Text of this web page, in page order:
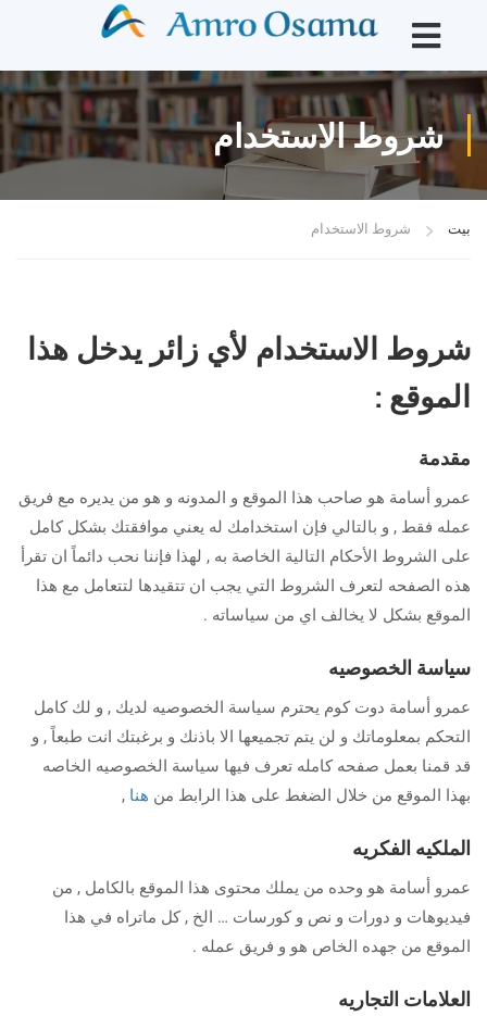
شروط الاستخدام
بيت شروط الاستخدام
شروط الاستخدام لأي زائر يدخل هذا
الموقع :
مقدمة
عمرو أسامة هو صاحب هذا الموقع و المدونه و هو من يديره مع فريق
عمله فقط , و بالتالي فإن استخدامك له يعني موافقتك بشكل كامل
على الشروط الأحكام التالية الخاصة به , لهذا فإننا نحب دائماً ان تقرأ
هذه الصفحه لتعرف الشروط التي يجب ان تتقيدها لتتعامل مع هذا
الموقع بشكل لا يخالف اي من سياساته .
سياسة الخصوصيه
عمرو أسامة دوت كوم يحترم سياسة الخصوصيه لديك , و لك كامل
التحكم بمعلوماتك و لن يتم تجميعها الا باذنك و برغبتك انت طبعاً , و
قد قمنا بعمل صفحه كامله تعرف فيها سياسة الخصوصيه الخاصه
بهذا الموقع من خلال الضغط على هذا الرابط من هنا ,
الملكيه الفكريه
عمرو أسامة هو وحده من يملك محتوى هذا الموقع بالكامل , من
فيديوهات و دورات و نص و كورسات … الخ , كل ماتراه في هذا
الموقع من جهده الخاص هو و فريق عمله .
العلامات التجاريه